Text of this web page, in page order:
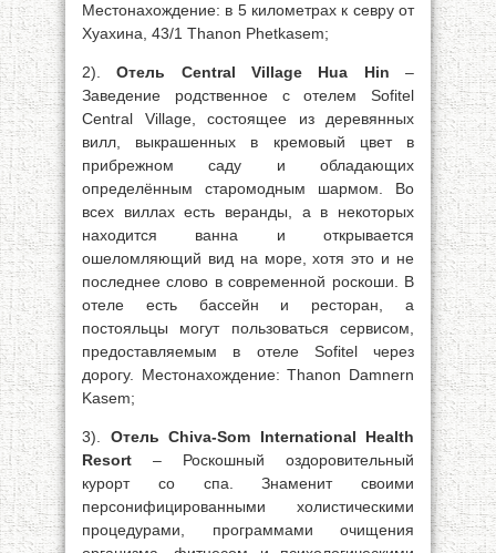
Местонахождение: в 5 километрах к севру от
Хуахина, 43/1 Thanon Phetkasem;
2).Отель Central Village Hua Hin –
Заведение родственное с отелем Sofitel
Central Village, состоящее из деревянных
вилл, выкрашенных в кремовый цвет в
прибрежном саду и обладающих
определённым старомодным шармом. Во
всех виллах есть веранды, а в некоторых
находится ванна и открывается
ошеломляющий вид на море, хотя это и не
последнее слово в современной роскоши. В
отеле есть бассейн и ресторан, а
постояльцы могут пользоваться сервисом,
предоставляемым в отеле Sofitel через
дорогу. Местонахождение: Thanon Damnern
Kasem;
3). Отель Chiva-Som International Health
Resort – Роскошный оздоровительный
курорт со спа. Знаменит своими
персонифицированными холистическими
процедурами, программами очищения